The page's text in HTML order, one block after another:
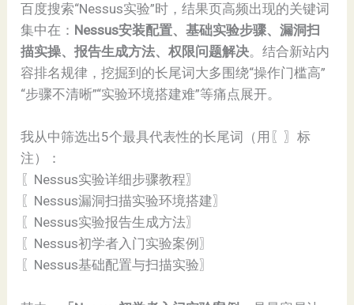
百度搜索“Nessus实验”时，结果页高频出现的关键词
集中在： Nessus安装配置、基础实验步骤、漏洞扫
描实操、报告生成方法、权限问题解决。结合新站内
容排名规律，挖掘到的长尾词大多围绕“操作门槛高”
“步骤不清晰”“实验环境搭建难”等痛点展开。
我从中筛选出5个最具代表性的长尾词（用〖〗标
注）：
〖Nessus实验详细步骤教程〗
〖Nessus漏洞扫描实验环境搭建〗
〖Nessus实验报告生成方法〗
〖Nessus初学者入门实验案例〗
〖Nessus基础配置与扫描实验〗